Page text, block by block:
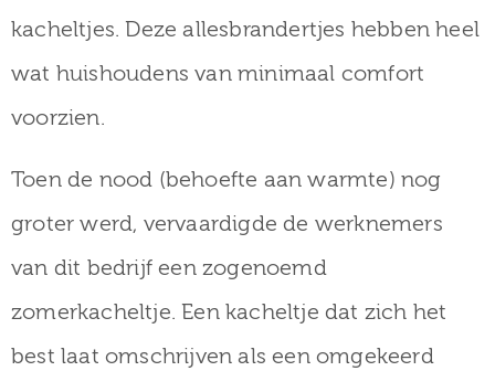
kacheltjes. Deze allesbrandertjes hebben heel
wat huishoudens van minimaal comfort
voorzien.
Toen de nood (behoefte aan warmte) nog
groter werd, vervaardigde de werknemers
van dit bedrijf een zogenoemd
zomerkacheltje. Een kacheltje dat zich het
best laat omschrijven als een omgekeerd